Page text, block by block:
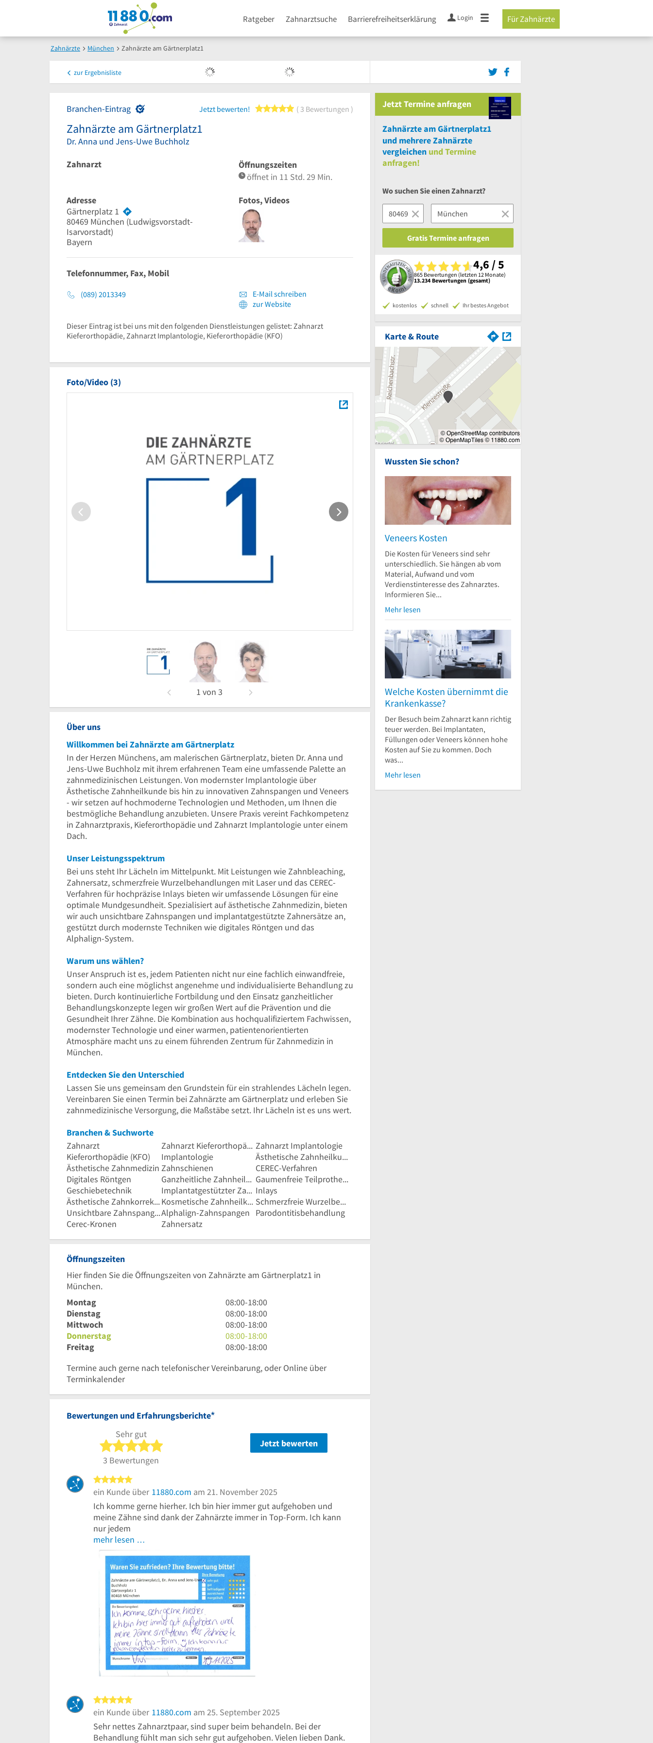
Ratgeber Zahnarztsuche Barrierefreiheitserklärung Login Für Zahnärzte
Zahnärzte München Zahnärzte am Gärtnerplatz1
zur Ergebnisliste
Branchen-Eintrag Jetzt bewerten! 5 von 5 Sternen
3 Bewertungen
Zahnärzte am Gärtnerplatz1
Dr. Anna und Jens-Uwe Buchholz
Zahnarzt
Öffnungszeiten
öffnet in 11 Std. 29 Min.
Adresse
Gärtnerplatz 1
80469 München (Ludwigsvorstadt-
Isarvorstadt)
Bayern
Fotos, Videos
Telefonnummer, Fax, Mobil
(089) 2013349
E-Mail schreiben
zur Website
Dieser Eintrag ist bei uns mit den folgenden Dienstleistungen gelistet: Zahnarzt
Kieferorthopädie, Zahnarzt Implantologie, Kieferorthopädie (KFO)
Foto/Video (3)
eingestellt vonFafarfar1
Bild melden
1 von 3
Über uns
Willkommen bei Zahnärzte am Gärtnerplatz
In der Herzen Münchens, am malerischen Gärtnerplatz, bieten Dr. Anna und
Jens-Uwe Buchholz mit ihrem erfahrenen Team eine umfassende Palette an
zahnmedizinischen Leistungen. Von modernster Implantologie über
Ästhetische Zahnheilkunde bis hin zu innovativen Zahnspangen und Veneers
- wir setzen auf hochmoderne Technologien und Methoden, um Ihnen die
bestmögliche Behandlung anzubieten. Unsere Praxis vereint Fachkompetenz
in Zahnarztpraxis, Kieferorthopädie und Zahnarzt Implantologie unter einem
Dach.
Unser Leistungsspektrum
Bei uns steht Ihr Lächeln im Mittelpunkt. Mit Leistungen wie Zahnbleaching,
Zahnersatz, schmerzfreie Wurzelbehandlungen mit Laser und das CEREC-
Verfahren für hochpräzise Inlays bieten wir umfassende Lösungen für eine
optimale Mundgesundheit. Spezialisiert auf ästhetische Zahnmedizin, bieten
wir auch unsichtbare Zahnspangen und implantatgestützte Zahnersätze an,
gestützt durch modernste Techniken wie digitales Röntgen und das
Alphalign-System.
Warum uns wählen?
Unser Anspruch ist es, jedem Patienten nicht nur eine fachlich einwandfreie,
sondern auch eine möglichst angenehme und individualisierte Behandlung zu
bieten. Durch kontinuierliche Fortbildung und den Einsatz ganzheitlicher
Behandlungskonzepte legen wir großen Wert auf die Prävention und die
Gesundheit Ihrer Zähne. Die Kombination aus hochqualifiziertem Fachwissen,
modernster Technologie und einer warmen, patientenorientierten
Atmosphäre macht uns zu einem führenden Zentrum für Zahnmedizin in
München.
Entdecken Sie den Unterschied
Lassen Sie uns gemeinsam den Grundstein für ein strahlendes Lächeln legen.
Vereinbaren Sie einen Termin bei Zahnärzte am Gärtnerplatz und erleben Sie
zahnmedizinische Versorgung, die Maßstäbe setzt. Ihr Lächeln ist es uns wert.
Branchen & Suchworte
Zahnarzt
Zahnarzt Kieferorthopädie Zahnarzt Implantologie
Kieferorthopädie (KFO)
Implantologie
Ästhetische Zahnheilkunde
Ästhetische Zahnmedizin Zahnschienen
CEREC-Verfahren
Digitales Röntgen
Ganzheitliche Zahnheilkunde
Gaumenfreie Teilprothesen
Geschiebetechnik
Implantatgestützter Zahnersatz Inlays
Ästhetische Zahnkorrekturen
Kosmetische Zahnheilkunde
Schmerzfreie Wurzelbehandlung mit Laser
Unsichtbare ZahnspangenAlphalign-Zahnspangen
Parodontitisbehandlung
Cerec-Kronen
Zahnersatz
Öffnungszeiten
Hier finden Sie die Öffnungszeiten von Zahnärzte am Gärtnerplatz1 in
München.
Montag
8
Uhr
bis
18
Uhr
08:00-18:00
Dienstag
8
Uhr
bis
18
08:00-18:00
Mittwoch
8
Uhr
bis
Uhr
08:00-18:00
Donnerstag
8
Uhr
18
08:00-18:00
Freitag
8
bis
08:00-18:00
Termine auch gerne nach telefonischer Vereinbarung, oder Online über
Terminkalender
Bewertungen und Erfahrungsberichte*
Sehr gut
5 von 5 Sternen
3 Bewertungen
Jetzt bewerten
ein Kunde über 11880.com am 21. November 2025
Ich komme gerne hierher. Ich bin hier immer gut aufgehoben und
meine Zähne sind dank der Zahnärzte immer in Top-Form. Ich kann
nur jedem
mehr lesen …
ein Kunde über 11880.com am 25. September 2025
Sehr nettes Zahnarztpaar, sind super beim behandeln. Bei der
Behandlung fühlt man sich sehr gut aufgehoben. Vielen lieben Dank.
JetztTermine anfragen
Zahnärzte am Gärtnerplatz1
und mehrereZahnärzte
vergleichen undTermine
anfragen!
Wo suchen Sie einen Zahnarzt?
Gratis Termine anfragen
4,6 / 5
865 Bewertungen (letzten 12 Monate)
13.234 Bewertungen (gesamt)
kostenlos schnell Ihr bestes Angebot
Karte & Route
Wussten Sie schon?
Veneers Kosten
Die Kosten für Veneers sind sehr
unterschiedlich. Sie hängen ab vom
Material, Aufwand und vom
Verdienstinteresse des Zahnarztes.
Informieren Sie...
Mehr lesen
Welche Kosten übernimmt die
Krankenkasse?
Der Besuch beim Zahnarzt kann richtig
teuer werden. Bei Implantaten,
Füllungen oder Veneers können hohe
Kosten auf Sie zu kommen. Doch
was...
Mehr lesen